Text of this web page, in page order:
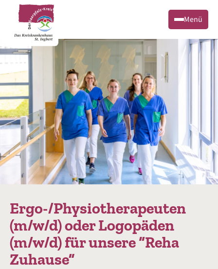
Menü
Ergo-/Physiotherapeuten
(m/w/d) oder Logopäden
(m/w/d) für unsere “Reha
Zuhause”